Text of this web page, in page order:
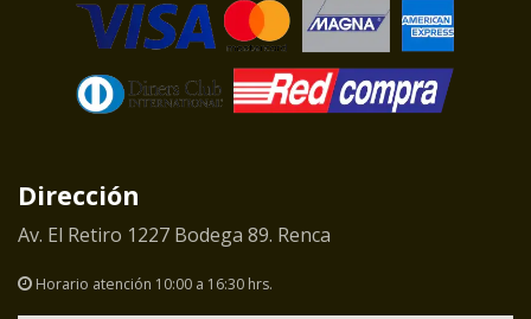
Dirección
Av. El Retiro 1227 Bodega 89. Renca
Horario atención 10:00 a 16:30 hrs.